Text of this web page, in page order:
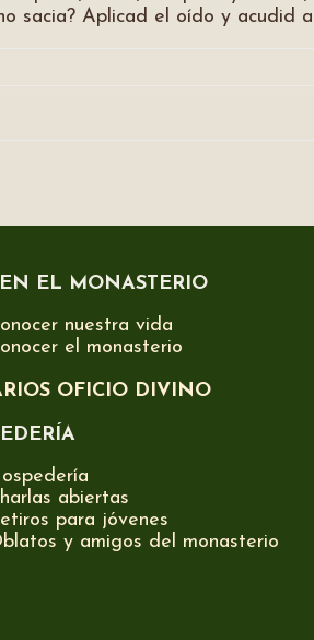
sacia? Aplicad el oído y acudid
EL MONASTERIO
nuestra vida
el monasterio
OFICIO DIVINO
abiertas
para jóvenes
y amigos del monasterio